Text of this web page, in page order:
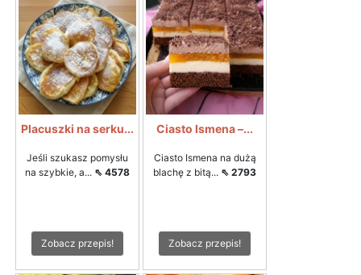
Placuszki na serku...
Jeśli szukasz pomysłu
na szybkie, a... ⇖ 4578
Zobacz przepis!
Ciasto Ismena –...
Ciasto Ismena na dużą
blachę z bitą... ⇖ 2793
Zobacz przepis!